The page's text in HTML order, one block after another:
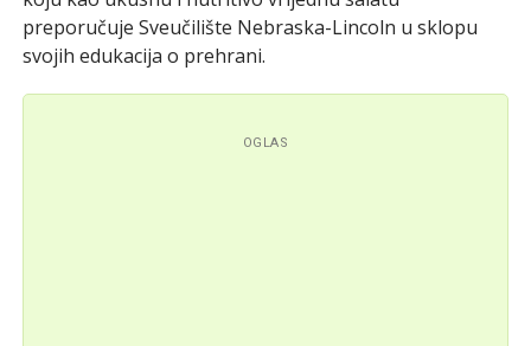
preporučuje Sveučilište Nebraska-Lincoln u sklopu
svojih edukacija o prehrani.
OGLAS